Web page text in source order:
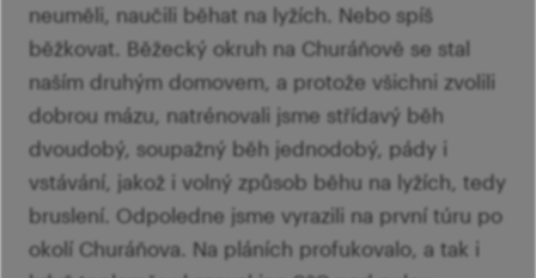
neuměli, naučili běhat na lyžích. Nebo spíš
běžkovat. Běžecký okruh na Churáňově se stal
naším druhým domovem, a protože všichni zvolili
dobrou mázu, natrénovali jsme střídavý běh
dvoudobý, soupažný běh jednodobý, pády i
vstávání, jakož i volný způsob běhu na lyžích, tedy
bruslení. Odpoledne jsme vyrazili na první túru po
okolí Churáňova. Na pláních profukovalo, a tak i